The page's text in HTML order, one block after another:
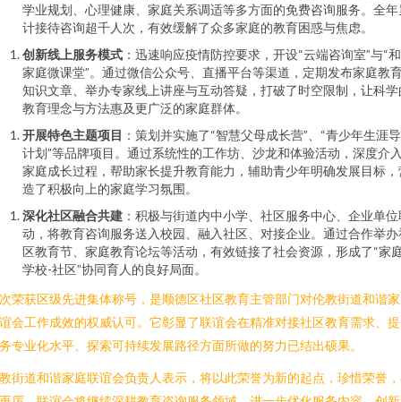
学业规划、心理健康、家庭关系调适等多方面的免费咨询服务。全年
计接待咨询超千人次，有效缓解了众多家庭的教育困惑与焦虑。
创新线上服务模式 ：迅速响应疫情防控要求，开设“云端咨询室”与“
家庭微课堂”。通过微信公众号、直播平台等渠道，定期发布家庭教
知识文章、举办专家线上讲座与互动答疑，打破了时空限制，让科学
教育理念与方法惠及更广泛的家庭群体。
开展特色主题项目 ：策划并实施了“智慧父母成长营”、“青少年生涯
计划”等品牌项目。通过系统性的工作坊、沙龙和体验活动，深度介
家庭成长过程，帮助家长提升教育能力，辅助青少年明确发展目标，
造了积极向上的家庭学习氛围。
深化社区融合共建 ：积极与街道内中小学、社区服务中心、企业单
动，将教育咨询服务送入校园、融入社区、对接企业。通过合作举办
区教育节、家庭教育论坛等活动，有效链接了社会资源，形成了“家
学校-社区”协同育人的良好局面。
荣获区级先进集体称号，是顺德区社区教育主管部门对伦教街道和谐
会工作成效的权威认可。它彰显了联谊会在精准对接社区教育需求、
专业化水平、探索可持续发展路径方面所做的努力已结出硕果。
街道和谐家庭联谊会负责人表示，将以此荣誉为新的起点，珍惜荣誉